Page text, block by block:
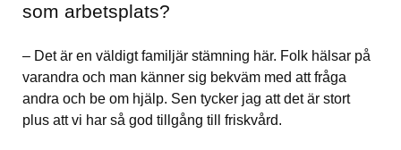
som arbetsplats?
– Det är en väldigt familjär stämning här. Folk hälsar på
varandra och man känner sig bekväm med att fråga
andra och be om hjälp. Sen tycker jag att det är stort
plus att vi har så god tillgång till friskvård.